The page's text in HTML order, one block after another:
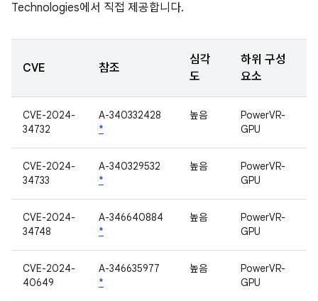
Technologies에서 직접 제공합니다.
CVE 참조
심각
도
하위 구성
요소
CVE-2024-
34732
A-340332428
*
높음
PowerVR-
GPU
CVE-2024-
34733
A-340329532
*
높음
PowerVR-
GPU
CVE-2024-
34748
A-346640884
*
높음
PowerVR-
GPU
CVE-2024-
40649
A-346635977
*
높음
PowerVR-
GPU